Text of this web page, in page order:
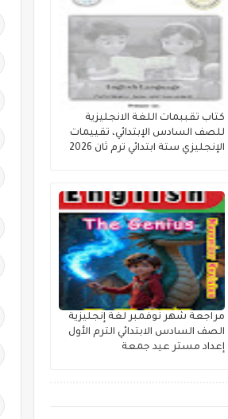
كتاب تقببمات اللغة الانجليزية
للصف السادس الإبتدائي، تقييمات
الإنجليزي ستة ابتدائي ترم ثان 2026
مراجعة شهر نوفمبر لغة إنجليزية
الصف السادس الابتدائي الترم الأول
إعداد مستر عيد جمعة